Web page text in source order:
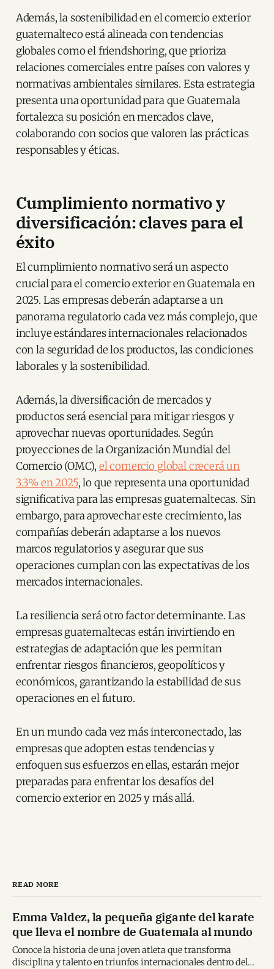
Además, la sostenibilidad en el comercio exterior
guatemalteco está alineada con tendencias
globales como el friendshoring, que prioriza
relaciones comerciales entre países con valores y
normativas ambientales similares. Esta estrategia
presenta una oportunidad para que Guatemala
fortalezca su posición en mercados clave,
colaborando con socios que valoren las prácticas
responsables y éticas.
Cumplimiento normativo y
diversificación: claves para el
éxito
El cumplimiento normativo será un aspecto
crucial para el comercio exterior en Guatemala en
2025. Las empresas deberán adaptarse a un
panorama regulatorio cada vez más complejo, que
incluye estándares internacionales relacionados
con la seguridad de los productos, las condiciones
laborales y la sostenibilidad.
Además, la diversificación de mercados y
productos será esencial para mitigar riesgos y
aprovechar nuevas oportunidades. Según
proyecciones de la Organización Mundial del
Comercio (OMC), el comercio global crecerá un
3.3% en 2025, lo que representa una oportunidad
significativa para las empresas guatemaltecas. Sin
embargo, para aprovechar este crecimiento, las
compañías deberán adaptarse a los nuevos
marcos regulatorios y asegurar que sus
operaciones cumplan con las expectativas de los
mercados internacionales.
La resiliencia será otro factor determinante. Las
empresas guatemaltecas están invirtiendo en
estrategias de adaptación que les permitan
enfrentar riesgos financieros, geopolíticos y
económicos, garantizando la estabilidad de sus
operaciones en el futuro.
En un mundo cada vez más interconectado, las
empresas que adopten estas tendencias y
enfoquen sus esfuerzos en ellas, estarán mejor
preparadas para enfrentar los desafíos del
comercio exterior en 2025 y más allá.
READ MORE
Emma Valdez, la pequeña gigante del karate
que lleva el nombre de Guatemala al mundo
Conoce la historia de una joven atleta que transforma
disciplina y talento en triunfos internacionales dentro del